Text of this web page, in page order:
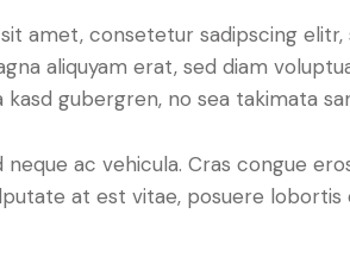
amet, consetetur sadipscing
aliquyam erat, sed diam
gubergren, no sea takimata
neque ac vehicula. Cras congue
at est vitae, posuere lobortis